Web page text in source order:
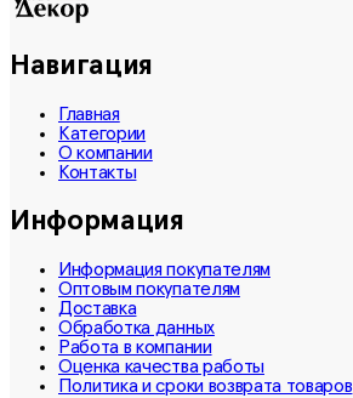
Навигация
Главная
Категории
О компании
Контакты
Информация
Информация покупателям
Оптовым покупателям
Доставка
Обработка данных
Работа в компании
Оценка качества работы
Политика и сроки возврата товаров